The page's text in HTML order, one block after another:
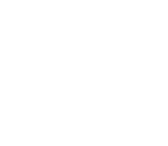
centralisées, livraison à
local.
la TVA, la conformité et
: LES